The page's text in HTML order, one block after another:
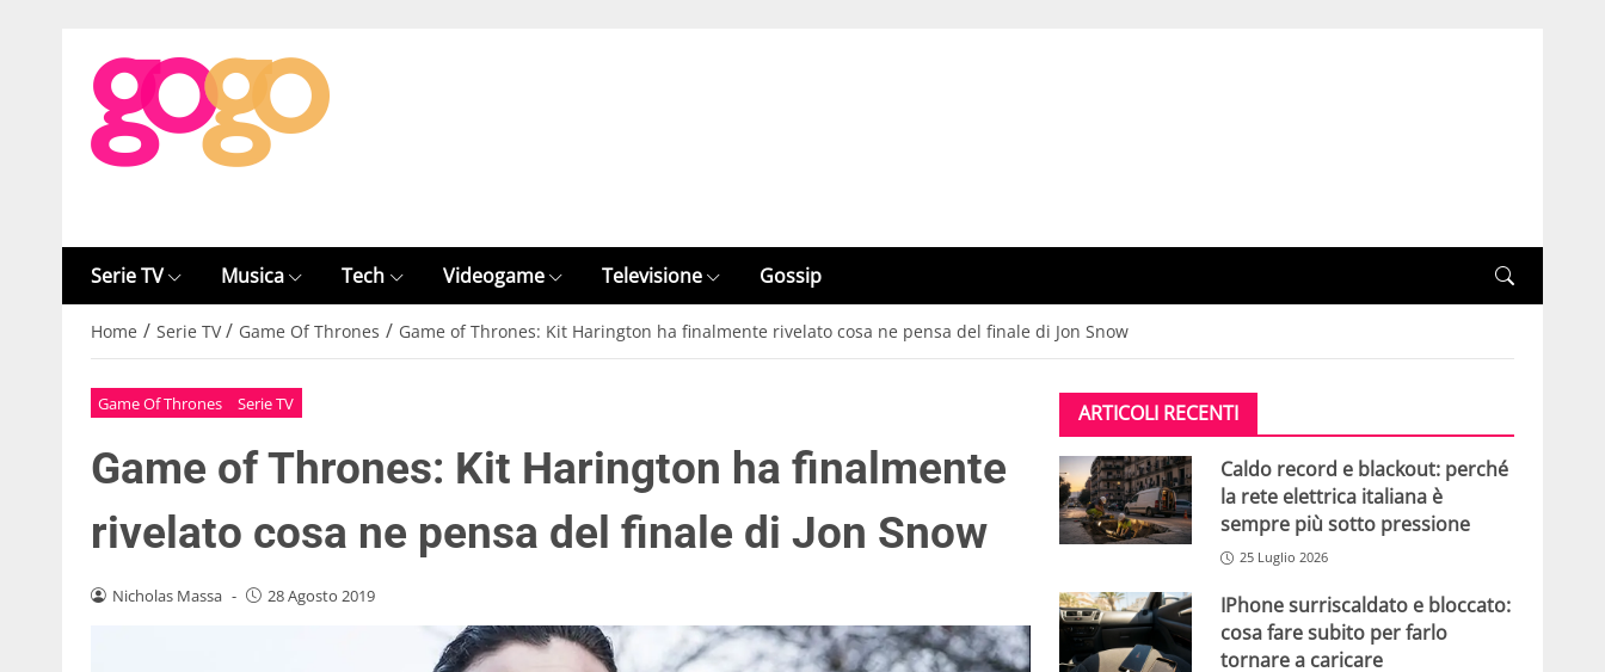
Serie TV Musica Tech Videogame Televisione Gossip
Home / Serie TV / Game Of Thrones / Game of Thrones: Kit Harington ha finalmente rivelato cosa ne pensa del finale di Jon Snow
Game Of Thrones Serie TV
Game of Thrones: Kit Harington ha finalmente
rivelato cosa ne pensa del finale di Jon Snow
Nicholas Massa - 28 Agosto 2019
ARTICOLI RECENTI
Caldo record e blackout: perché
la rete elettrica italiana è
sempre più sotto pressione
25 Luglio 2026
IPhone surriscaldato e bloccato:
cosa fare subito per farlo
tornare a caricare